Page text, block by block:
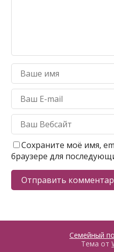
Сохраните моё имя,
браузере для
Семейный
Тема от